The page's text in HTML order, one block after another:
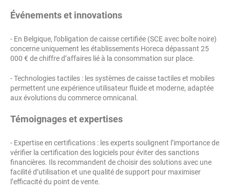
Événements et innovations
- En Belgique, l’obligation de caisse certifiée (SCE avec boîte noire)
concerne uniquement les établissements Horeca dépassant 25
000 € de chiffre d’affaires lié à la consommation sur place.
- Technologies tactiles : les systèmes de caisse tactiles et mobiles
permettent une expérience utilisateur fluide et moderne, adaptée
aux évolutions du commerce omnicanal.
Témoignages et expertises
- Expertise en certifications : les experts soulignent l’importance de
vérifier la certification des logiciels pour éviter des sanctions
financières. Ils recommandent de choisir des solutions avec une
facilité d’utilisation et une qualité de support pour maximiser
l’efficacité du point de vente.